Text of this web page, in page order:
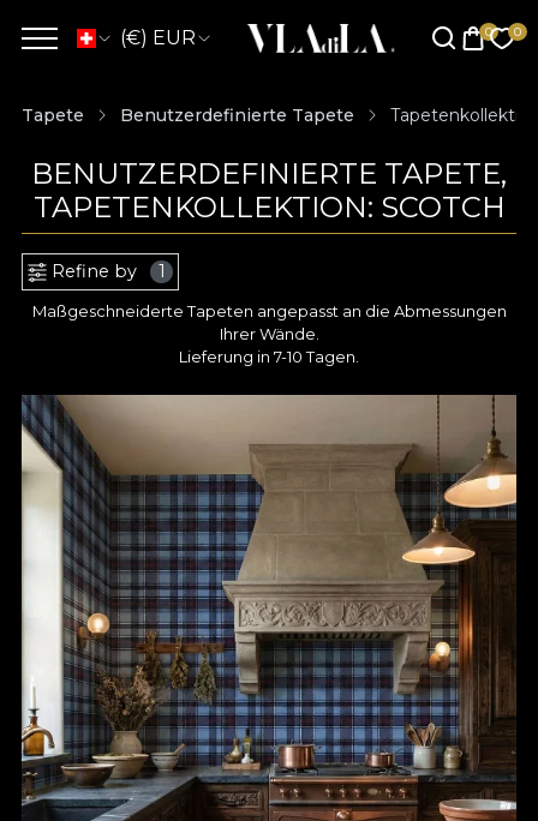
(€) EUR
Tapete Benutzerdefinierte Tapete
BENUTZERDEFINIERTE TAPETE,
TAPETENKOLLEKTION: SCOTCH
Refine by 1
Maßgeschneiderte Tapeten angepasst an die Abmessungen
Ihrer Wände.
Lieferung in 7-10 Tagen.